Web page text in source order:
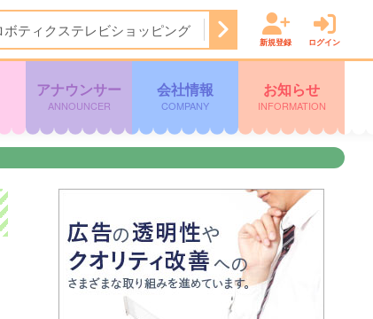
ボティクステレビショッピング 14:50 ぽよチャンネル
新規登録 ログイン
アナウンサー
ANNOUNCER
会社情報
COMPANY
お知らせ
INFORMATION